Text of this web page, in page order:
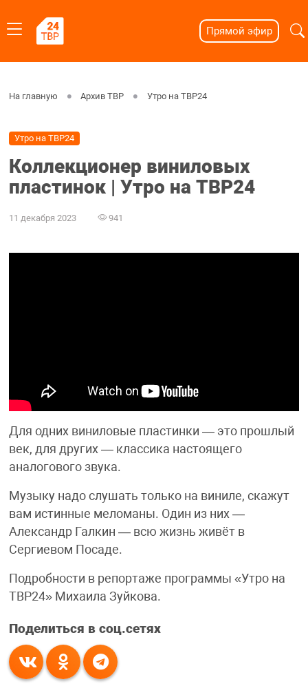
Прямой эфир
На главную Архив ТВР Утро на ТВР24
Утро на ТВР24
Коллекционер виниловых
пластинок | Утро на ТВР24
11 декабря 2023 941
Для одних виниловые пластинки — это прошлый
век, для других — классика настоящего
аналогового звука.
Музыку надо слушать только на виниле, скажут
вам истинные меломаны. Один из них —
Александр Галкин — всю жизнь живёт в
Сергиевом Посаде.
Подробности в репортаже программы «Утро на
ТВР24» Михаила Зуйкова.
Поделиться в соц.сетях